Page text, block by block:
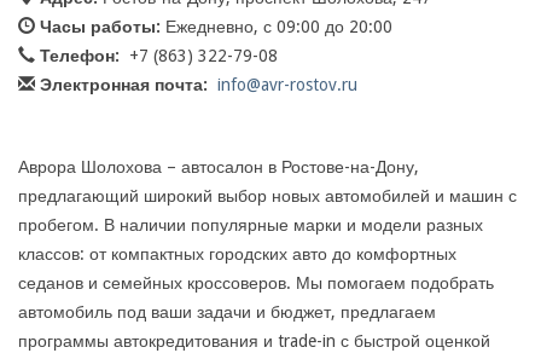
Часы работы: Ежедневно, с 09:00 до 20:00
Телефон:
+7 (863) 322-79-08
Электронная почта: info@avr-rostov.ru
Аврора Шолохова – автосалон в Ростове-на-Дону,
предлагающий широкий выбор новых автомобилей и машин с
пробегом. В наличии популярные марки и модели разных
классов: от компактных городских авто до комфортных
седанов и семейных кроссоверов. Мы помогаем подобрать
автомобиль под ваши задачи и бюджет, предлагаем
программы автокредитования и trade-in с быстрой оценкой